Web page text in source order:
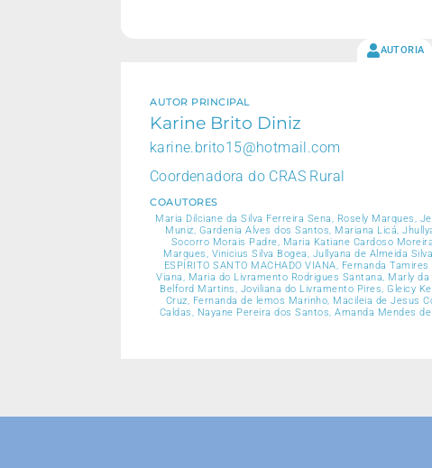
AUTORIA
AUTOR PRINCIPAL
Karine Brito Diniz
karine.brito15@hotmail.com
Coordenadora do CRAS Rural
COAUTORES
Maria Dilciane da Silva Ferreira Sena, Rosely Marques,
Muniz, Gardenia Alves dos Santos, Mariana Licá,
Socorro Morais Padre, Maria Katiane Cardoso
Marques, Vinicius Silva Bogea, Jullyana de Almeida Silva
ESPÍRITO SANTO MACHADO VIANA, Fernanda
Viana, Maria do Livramento Rodrigues Santana, Marly
Belford Martins, Joviliana do Livramento Pires, Gleicy
Cruz, Fernanda de lemos Marinho, Macileia de Jesus
Caldas, Nayane Pereira dos Santos, Amanda Mendes